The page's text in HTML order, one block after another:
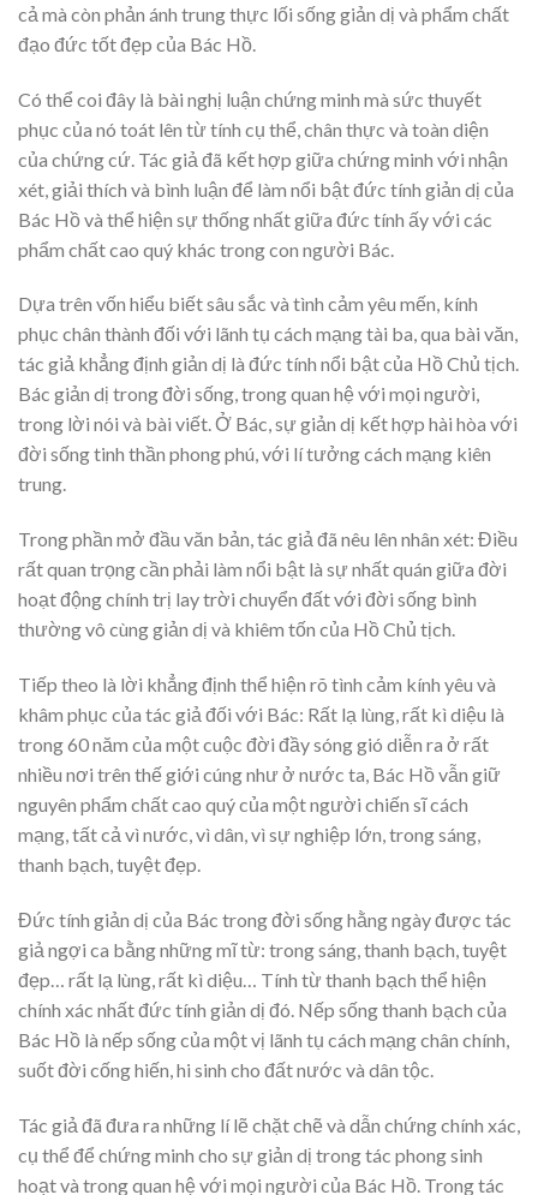
cả mà còn phản ánh trung thực lối sống giản dị và phẩm chất
đạo đức tốt đẹp của Bác Hồ.
Có thể coi đây là bài nghị luận chứng minh mà sức thuyết
phục của nó toát lên từ tính cụ thể, chân thực và toàn diện
của chứng cứ. Tác giả đã kết hợp giữa chứng minh với nhận
xét, giải thích và bình luận để làm nổi bật đức tính giản dị của
Bác Hồ và thể hiện sự thống nhất giữa đức tính ấy với các
phẩm chất cao quý khác trong con người Bác.
Dựa trên vốn hiểu biết sâu sắc và tình cảm yêu mến, kính
phục chân thành đối với lãnh tụ cách mạng tài ba, qua bài văn,
tác giả khẳng định giản dị là đức tính nổi bật của Hồ Chủ tịch.
Bác giản dị trong đời sống, trong quan hệ với mọi người,
trong lời nói và bài viết. Ở Bác, sự giản dị kết hợp hài hòa với
đời sống tinh thần phong phú, với lí tưởng cách mạng kiên
trung.
Trong phần mở đầu văn bản, tác giả đã nêu lên nhân xét: Điều
rất quan trọng cần phải làm nổi bật là sự nhất quán giữa đời
hoạt động chính trị lay trời chuyển đất với đời sống bình
thường vô cùng giản dị và khiêm tốn của Hồ Chủ tịch.
Tiếp theo là lời khẳng định thể hiện rõ tình cảm kính yêu và
khâm phục của tác giả đối với Bác: Rất lạ lùng, rất kì diệu là
trong 60 năm của một cuộc đời đầy sóng gió diễn ra ở rất
nhiều nơi trên thế giới cúng như ở nước ta, Bác Hồ vẫn giữ
nguyên phẩm chất cao quý của một người chiến sĩ cách
mạng, tất cả vì nước, vì dân, vì sự nghiệp lớn, trong sáng,
thanh bạch, tuyệt đẹp.
Đức tính giản dị của Bác trong đời sống hằng ngày được tác
giả ngợi ca bằng những mĩ từ: trong sáng, thanh bạch, tuyệt
đẹp… rất lạ lùng, rất kì diệu… Tính từ thanh bạch thể hiện
chính xác nhất đức tính giản dị đó. Nếp sống thanh bạch của
Bác Hồ là nếp sống của một vị lãnh tụ cách mạng chân chính,
suốt đời cống hiến, hi sinh cho đất nước và dân tộc.
Tác giả đã đưa ra những lí lẽ chặt chẽ và dẫn chứng chính xác,
cụ thể để chứng minh cho sự giản dị trong tác phong sinh
hoạt và trong quan hệ với mọi người của Bác Hồ. Trong tác